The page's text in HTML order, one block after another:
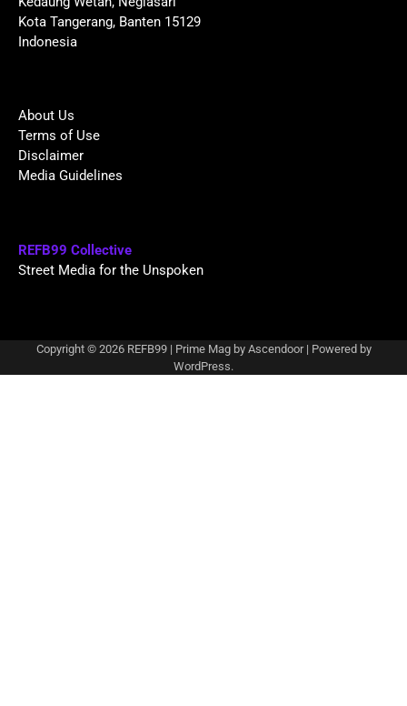
Kota Tangerang, Banten 15129
Indonesia
About Us
Terms of Use
Disclaimer
Media Guidelines
REFB99 Collective
Street Media for the Unspoken
Copyright © 2026 REFB99| Prime Mag by Ascendoor| Powered by
WordPress.